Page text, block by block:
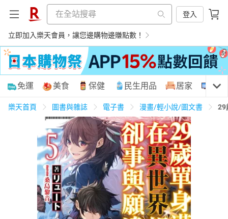
登入
立即加入樂天會員，讓您邊購物邊賺點數！
購物網分類
天天免運 美食蛋糕 養生保健 民生用品
居家生活 3C家電 運動休閒 親子玩具
免運 美食 保健 民生用品 居家 3C
樂天首頁 圖書與雜誌 電子書 漫畫/輕小說/圖文書 29